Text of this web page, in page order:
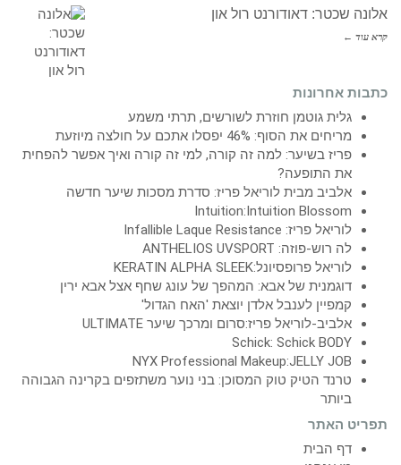
אלונה שכטר: דאודורנט רול און
קרא עוד ←
כתבות אחרונות
גלית גוטמן חוזרת לשורשים, תרתי משמע
מריחים את הסוף: 46% יפסלו אתכם על חולצה מיוזעת
פריז בשיער: למה זה קורה, למי זה קורה ואיך אפשר להפחית
את התופעה?
אלביב מבית לוריאל פריז: סדרת מסכות שיער חדשה
Intuition:Intuition Blossom
לוריאל פריז: Infallible Laque Resistance
לה רוש-פוזה: ANTHELIOS UVSPORT
לוריאל פרופסיונל:KERATIN ALPHA SLEEK
דוגמנית של אבא: המהפך של עונג שחף אצל אבא ירין
קמפיין לענבל אלדן יוצאת 'האח הגדול'
אלביב-לוריאל פריז:סרום ומרכך שיער ULTIMATE
Schick: Schick BODY
NYX Professional Makeup:JELLY JOB
טרנד הטיק טוק המסוכן: בני נוער משתזפים בקרינה הגבוהה
ביותר
תפריט האתר
דף הבית